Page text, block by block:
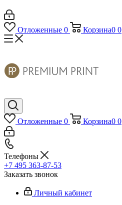
Отложенные 0 Корзина0 0
Отложенные 0 Корзина0 0
Телефоны
+7 495 363-87-53
Заказать звонок
Личный кабинет